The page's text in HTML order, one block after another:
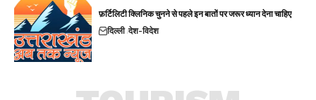
फ़र्टिलिटी क्लिनिक चुनने से पहले इन बातों पर जरूर ध्यान देना चाहिए
दिल्ली देश-विदेश